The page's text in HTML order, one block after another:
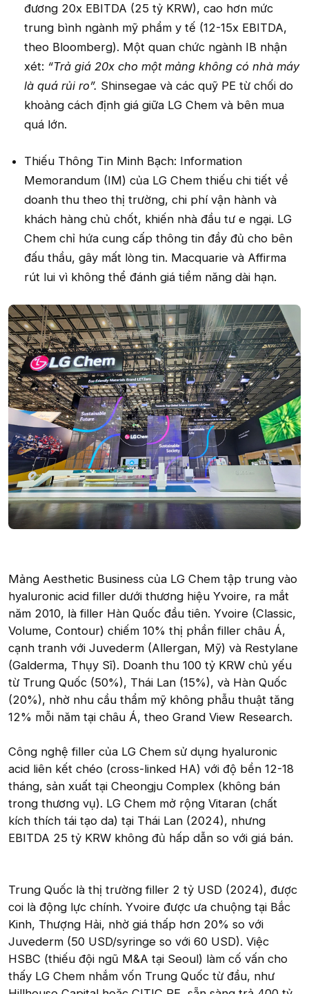
đương 20x EBITDA (25 tỷ KRW), cao hơn mức
trung bình ngành mỹ phẩm y tế (12-15x EBITDA,
theo Bloomberg). Một quan chức ngành IB nhận
xét: “Trả giá 20x cho một mảng không có nhà máy
là quá rủi ro”. Shinsegae và các quỹ PE từ chối do
khoảng cách định giá giữa LG Chem và bên mua
quá lớn.
Thiếu Thông Tin Minh Bạch: Information
Memorandum (IM) của LG Chem thiếu chi tiết về
doanh thu theo thị trường, chi phí vận hành và
khách hàng chủ chốt, khiến nhà đầu tư e ngại. LG
Chem chỉ hứa cung cấp thông tin đầy đủ cho bên
đấu thầu, gây mất lòng tin. Macquarie và Affirma
rút lui vì không thể đánh giá tiềm năng dài hạn.
Mảng Aesthetic Business của LG Chem tập trung vào
hyaluronic acid filler dưới thương hiệu Yvoire, ra mắt
năm 2010, là filler Hàn Quốc đầu tiên. Yvoire (Classic,
Volume, Contour) chiếm 10% thị phần filler châu Á,
cạnh tranh với Juvederm (Allergan, Mỹ) và Restylane
(Galderma, Thụy Sĩ). Doanh thu 100 tỷ KRW chủ yếu
từ Trung Quốc (50%), Thái Lan (15%), và Hàn Quốc
(20%), nhờ nhu cầu thẩm mỹ không phẫu thuật tăng
12% mỗi năm tại châu Á, theo Grand View Research.
Công nghệ filler của LG Chem sử dụng hyaluronic
acid liên kết chéo (cross-linked HA) với độ bền 12-18
tháng, sản xuất tại Cheongju Complex (không bán
trong thương vụ). LG Chem mở rộng Vitaran (chất
kích thích tái tạo da) tại Thái Lan (2024), nhưng
EBITDA 25 tỷ KRW không đủ hấp dẫn so với giá bán.
Trung Quốc là thị trường filler 2 tỷ USD (2024), được
coi là động lực chính. Yvoire được ưa chuộng tại Bắc
Kinh, Thượng Hải, nhờ giá thấp hơn 20% so với
Juvederm (50 USD/syringe so với 60 USD). Việc
HSBC (thiếu đội ngũ M&A tại Seoul) làm cố vấn cho
thấy LG Chem nhắm vốn Trung Quốc từ đầu, như